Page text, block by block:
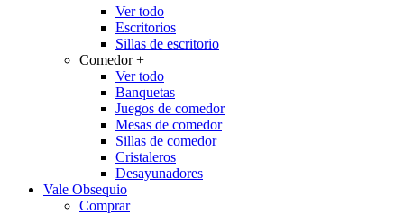
Ver todo
Escritorios
Sillas de escritorio
Comedor+
Ver todo
Banquetas
Juegos de comedor
Mesas de comedor
Sillas de comedor
Cristaleros
Desayunadores
Vale Obsequio
Comprar